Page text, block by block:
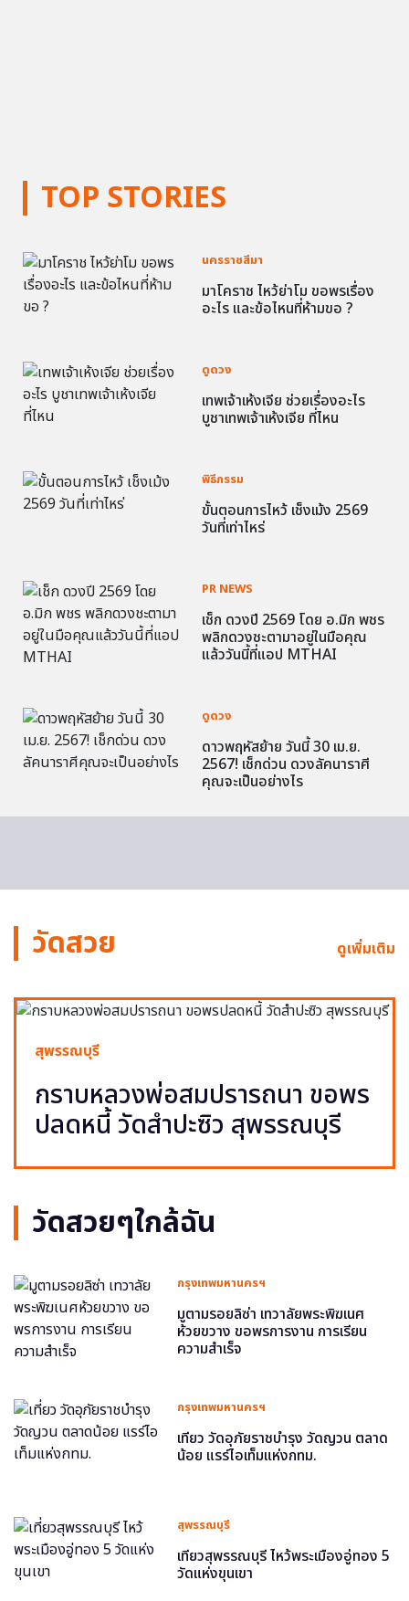
TOP STORIES
นครราชสีมา
มาโคราช ไหว้ย่าโม ขอพรเรื่อง
อะไร และข้อไหนที่ห้ามขอ ?
ดูดวง
เทพเจ้าเห้งเจีย ช่วยเรื่องอะไร
บูชาเทพเจ้าเห้งเจีย ที่ไหน
พิธีกรรม
ขั้นตอนการไหว้ เช็งเม้ง 2569
วันที่เท่าไหร่
PR NEWS
เช็ก ดวงปี 2569 โดย อ.มิก พชร
พลิกดวงชะตามาอยู่ในมือคุณ
แล้ววันนี้ที่แอป MTHAI
ดูดวง
ดาวพฤหัสย้าย วันนี้ 30 เม.ย.
2567! เช็กด่วน ดวงลัคนาราศี
คุณจะเป็นอย่างไร
วัดสวย ดูเพิ่มเติม
สุพรรณบุรี
กราบหลวงพ่อสมปรารถนา ขอพร
ปลดหนี้ วัดสำปะซิว สุพรรณบุรี
วัดสวยๆใกล้ฉัน
กรุงเทพมหานครฯ
มูตามรอยลิซ่า เทวาลัยพระพิฆเนศ
ห้วยขวาง ขอพรการงาน การเรียน
ความสำเร็จ
กรุงเทพมหานครฯ
เที่ยว วัดอุภัยราชบำรุง วัดญวน ตลาด
น้อย แรร์ไอเท็มแห่งกทม.
สุพรรณบุรี
เที่ยวสุพรรณบุรี ไหว้พระเมืองอู่ทอง 5
วัดแห่งขุนเขา